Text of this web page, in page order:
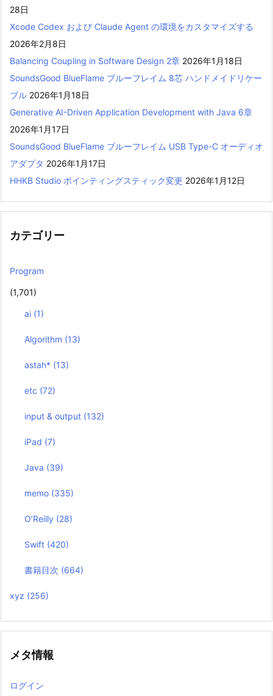
28日
Xcode Codex および Claude Agent の環境をカスタマイズする
2026年2月8日
Balancing Coupling in Software Design 2章 2026年1月18日
SoundsGood BlueFlame ブルーフレイム 8芯 ハンドメイドリケー
ブル 2026年1月18日
Generative AI-Driven Application Development with Java 6章
2026年1月17日
SoundsGood BlueFlame ブルーフレイム USB Type-C オーディオ
アダプタ 2026年1月17日
HHKB Studio ポインティングスティック変更 2026年1月12日
カテゴリー
Program
(1,701)
ai (1)
Algorithm (13)
astah* (13)
etc (72)
input & output (132)
iPad (7)
Java (39)
memo (335)
O’Reilly (28)
Swift (420)
書籍目次 (664)
xyz (256)
メタ情報
ログイン